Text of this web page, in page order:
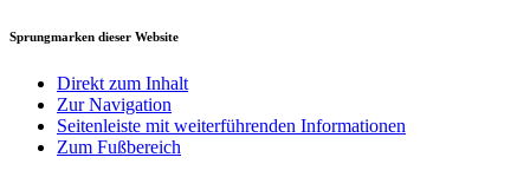
Sprungmarken dieser Website
Direkt zum Inhalt
Zur Navigation
Seitenleiste mit weiterführenden Informationen
Zum Fußbereich